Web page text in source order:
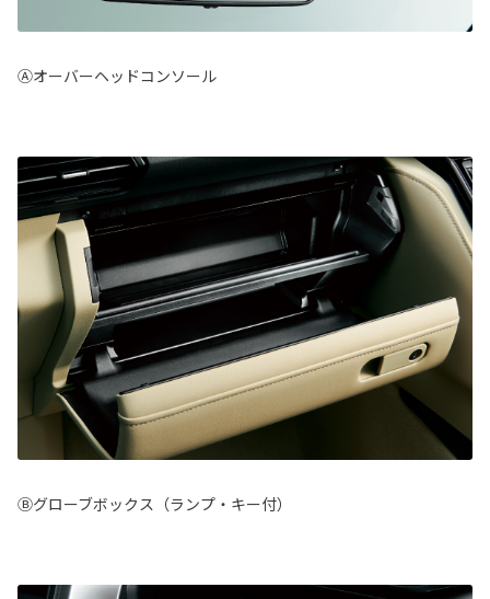
Ⓐオーバーヘッドコンソール
Ⓑグローブボックス（ランプ・キー付）